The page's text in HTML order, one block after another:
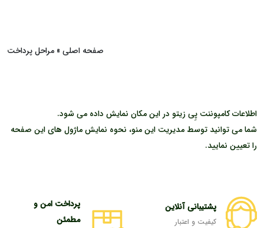
صفحه اصلی » مراحل پرداخت
اطلاعات کامپوننت پِی زیتو در این مکان نمایش داده می شود.
شما می توانید توسط مدیریت این منو، نحوه نمایش ماژول های این صفحه
را تعیین نمایید.
پشتیبانی آنلاین
کیفیت و اعتبار
پرداخت امن و
مطمئن